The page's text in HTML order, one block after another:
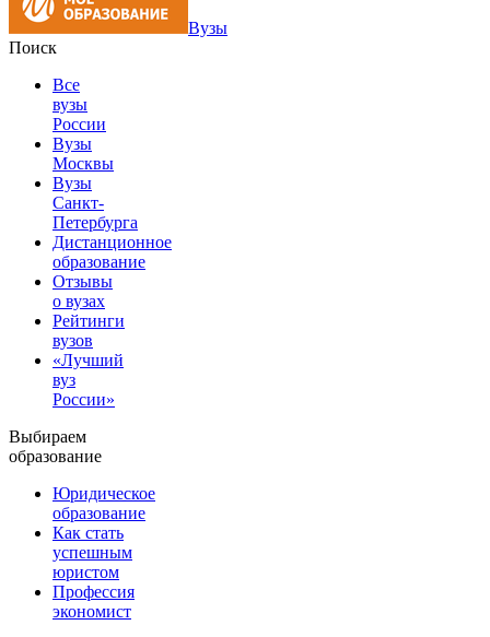
Вузы
Поиск
Все
вузы
России
Вузы
Москвы
Вузы
Санкт-
Петербурга
Дистанционное
образование
Отзывы
о вузах
Рейтинги
вузов
«Лучший
вуз
России»
Выбираем
образование
Юридическое
образование
Как стать
успешным
юристом
Профессия
экономист